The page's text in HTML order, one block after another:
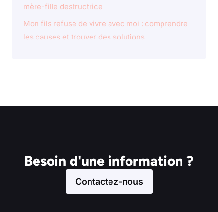
mère-fille destructrice
Mon fils refuse de vivre avec moi : comprendre
les causes et trouver des solutions
Besoin d'une information ?
Contactez-nous